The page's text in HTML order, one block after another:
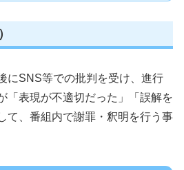
にSNS等での批判を受け、進行
「表現が不適切だった」「誤解を
て、番組内で謝罪・釈明を行う事